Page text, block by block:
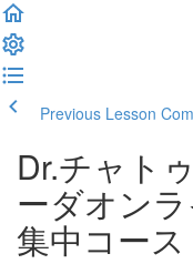
Previous Lesson
Dr.チャト
ーダオン
集中コース